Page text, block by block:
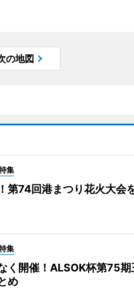
の地図
集
第74回港まつり花火大会
集
く開催！ALSOK杯第75
め